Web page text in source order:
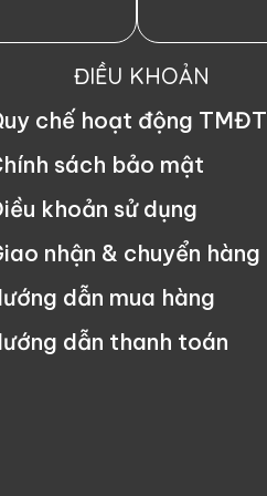
ĐIỀU KHOẢN
chế hoạt động TMĐT
sách bảo mật
khoản sử dụng
nhận & chuyển hàng
dẫn mua hàng
dẫn thanh toán